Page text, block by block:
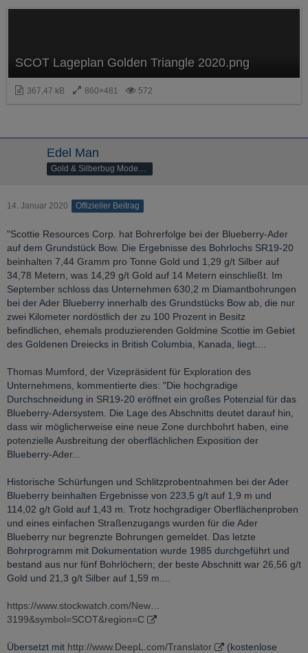
SCOT Lageplan Golden Triangle 2020.png
367,47 kB 860×481 572
Edel Man
14. Januar 2020 Offizieller Beitrag
"Scottie Resources Corp. hat Bohrerfolge bei der Blueberry-Ader
auf dem Grundstück Bow. Die Ergebnisse des Bohrlochs SR19-20
beinhalten 7,44 Gramm pro Tonne Gold und 1,29 g/t Silber auf
34,78 Metern, was 14,29 g/t Gold auf 14 Metern einschließt. Im
September schloss das Unternehmen 630,2 m Diamantbohrungen
bei der Ader Blueberry innerhalb des Grundstücks Bow ab, die nur
zwei Kilometer nordöstlich der zu 100 Prozent in Besitz
befindlichen, ehemals produzierenden Goldmine Scottie im Gebiet
des Goldenen Dreiecks in British Columbia, Kanada, liegt....
Thomas Mumford, der Vizepräsident für Exploration des
Unternehmens, kommentierte dies: "Die hochgradige
Durchschneidung in SR19-20 eröffnet ein großes Potenzial für das
Blueberry-Adersystem. Die Lage des Abschnitts deutet darauf hin,
dass wir möglicherweise eine neue Zone durchbohrt haben, eine
potenzielle Ausbreitung der oberflächlichen Exposition der
Blueberry-Ader...
Historische Schürfungen und Schlitzprobentnahmen bei der Ader
Blueberry beinhalten Ergebnisse von 223,5 g/t auf 1,9 m und
114,02 g/t Gold auf 1,43 m. Trotz hochgradiger Oberflächenproben
und eines einfachen Straßenzugangs wurden für die Ader
Blueberry nur begrenzte Bohrungen gemeldet. Das letzte
Bohrprogramm mit Dokumentation wurde 1985 durchgeführt und
bestand aus nur fünf Bohrlöchern; der beste Abschnitt war 26,56 g/t
Gold und 21,3 g/t Silber auf 1,59 m....
https://www.stockwatch.com/New…
3199&symbol=SCOT&region=C
Übersetzt mit http://www.DeepL.com/Translator
(kostenlose